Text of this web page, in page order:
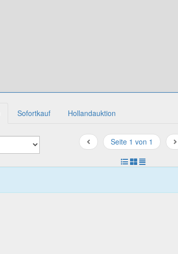
Sofortkauf
Hollandauktion
Seite 1 von 1